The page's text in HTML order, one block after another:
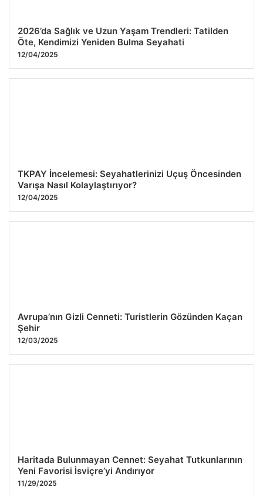
2026’da Sağlık ve Uzun Yaşam Trendleri: Tatilden
Öte, Kendimizi Yeniden Bulma Seyahati
12/04/2025
TKPAY İncelemesi: Seyahatlerinizi Uçuş Öncesinden
Varışa Nasıl Kolaylaştırıyor?
12/04/2025
Avrupa’nın Gizli Cenneti: Turistlerin Gözünden Kaçan
Şehir
12/03/2025
Haritada Bulunmayan Cennet: Seyahat Tutkunlarının
Yeni Favorisi İsviçre’yi Andırıyor
11/29/2025